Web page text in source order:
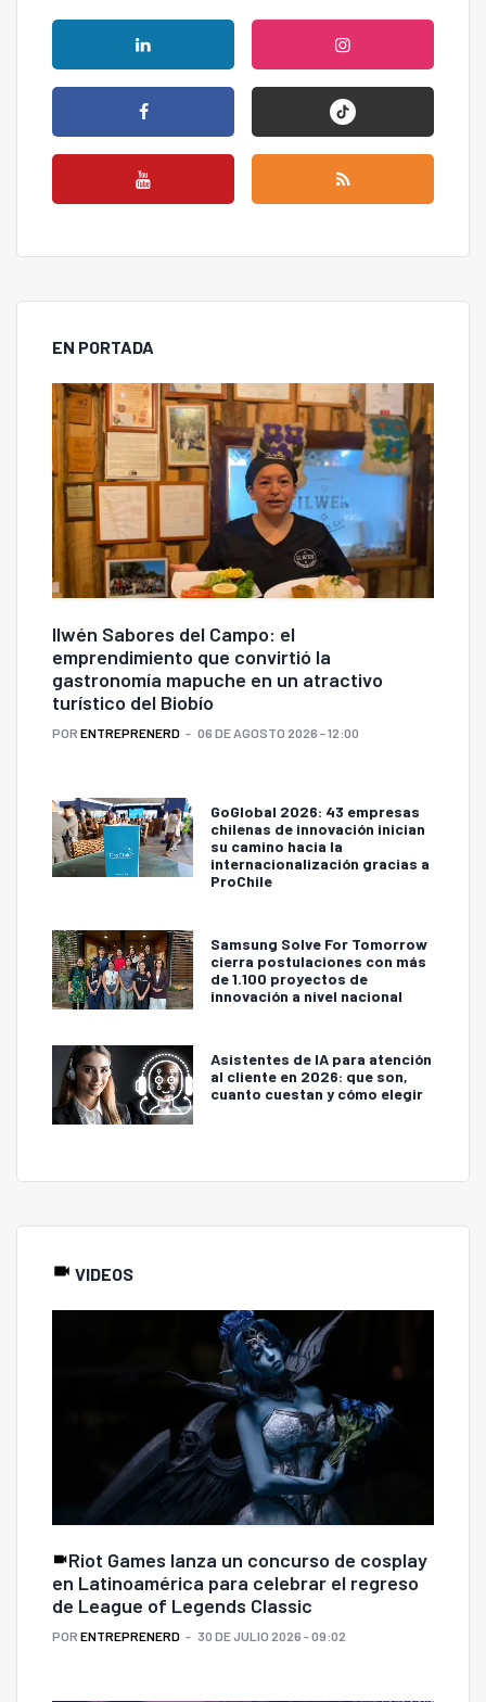
EN PORTADA
Ilwén Sabores del Campo: el
emprendimiento que convirtió la
gastronomía mapuche en un atractivo
turístico del Biobío
POR ENTREPRENERD 06 DE AGOSTO 2026 - 12:00
GoGlobal 2026: 43 empresas
chilenas de innovación inician
su camino hacia la
internacionalización gracias a
ProChile
Samsung Solve For Tomorrow
cierra postulaciones con más
de 1.100 proyectos de
innovación a nivel nacional
Asistentes de IA para atención
al cliente en 2026: que son,
cuanto cuestan y cómo elegir
VIDEOS
Riot Games lanza un concurso de cosplay
en Latinoamérica para celebrar el regreso
de League of Legends Classic
POR ENTREPRENERD 30 DE JULIO 2026 - 09:02